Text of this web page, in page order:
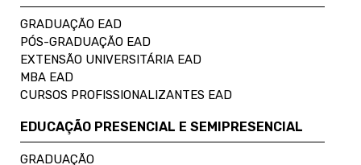
GRADUAÇÃO EAD
PÓS-GRADUAÇÃO EAD
EXTENSÃO UNIVERSITÁRIA EAD
MBA EAD
CURSOS PROFISSIONALIZANTES EAD
EDUCAÇÃO PRESENCIAL E SEMIPRESENCIAL
GRADUAÇÃO